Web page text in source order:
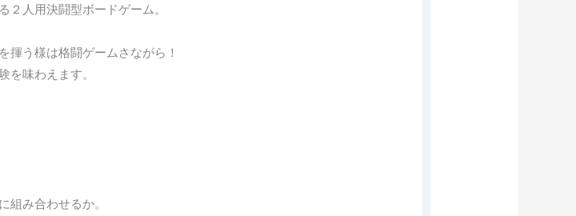
人用決闘型ボードゲーム。
揮う様は格闘ゲームさながら！
味わえます。
み合わせるか。